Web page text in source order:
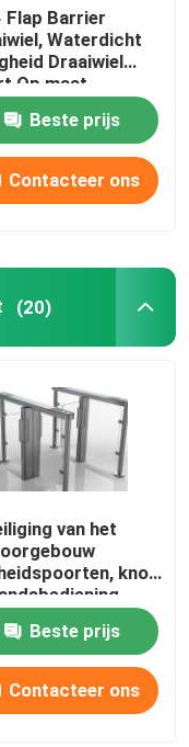
Flap Barrier
Waterdicht
Draaiwiel
Op maat
Beste prijs
Contacteer ons
(20)
van het
knop
Beste prijs
Contacteer ons